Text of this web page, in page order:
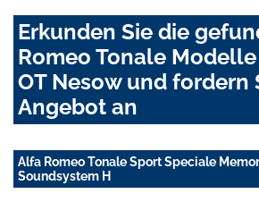
Erkunden Sie die
Romeo Tonale
OT Nesow und fordern
Angebot an
Alfa Romeo Tonale Sport Speciale
Soundsystem H